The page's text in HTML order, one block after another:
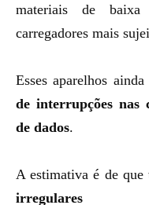
materiais de
carregadores mais
Esses aparelhos
de interrupções nas
de dados.
A estimativa é de que
irregulares